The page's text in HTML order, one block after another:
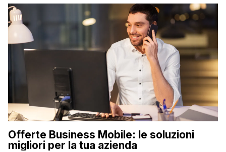
Offerte Business Mobile: le soluzioni
migliori per la tua azienda